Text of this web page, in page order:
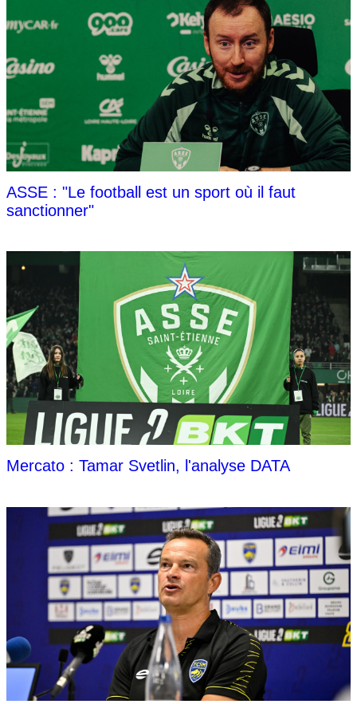
ASSE : "Le football est un sport où il faut
sanctionner"
Mercato : Tamar Svetlin, l'analyse DATA